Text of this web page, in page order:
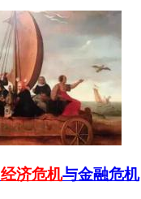
经济危机与金融危机